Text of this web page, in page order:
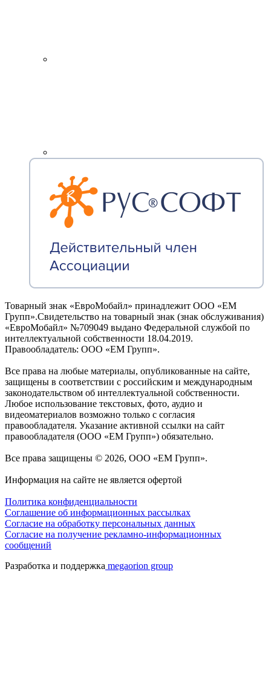
Товарный знак «ЕвроМобайл» принадлежит ООО «ЕМ
Групп».Свидетельство на товарный знак (знак обслуживания)
«ЕвроМобайл» №709049 выдано Федеральной службой по
интеллектуальной собственности 18.04.2019.
Правообладатель: ООО «ЕМ Групп».
Все права на любые материалы, опубликованные на сайте,
защищены в соответствии с российским и международным
законодательством об интеллектуальной собственности.
Любое использование текстовых, фото, аудио и
видеоматериалов возможно только с согласия
правообладателя. Указание активной ссылки на сайт
правообладателя (ООО «ЕМ Групп») обязательно.
Все права защищены © 2026, ООО «ЕМ Групп».
Информация на сайте не является офертой
Политика конфиденциальности
Соглашение об информационных рассылках
Cогласие на обработку персональных данных
Согласие на получение рекламно-информационных
сообщений
Разработка и поддержка megaorion group